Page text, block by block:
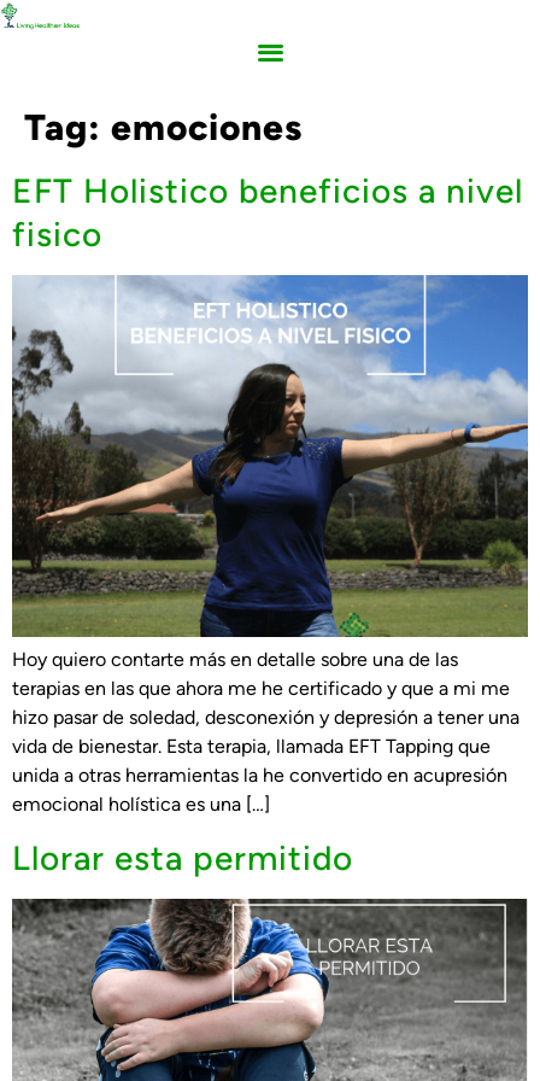
Tag: emociones
EFT Holistico beneficios a nivel
fisico
Hoy quiero contarte más en detalle sobre una de las
terapias en las que ahora me he certificado y que a mi me
hizo pasar de soledad, desconexión y depresión a tener una
vida de bienestar. Esta terapia, llamada EFT Tapping que
unida a otras herramientas la he convertido en acupresión
emocional holística es una […]
Llorar esta permitido